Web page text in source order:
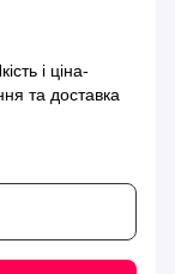
і ціна-
та доставка